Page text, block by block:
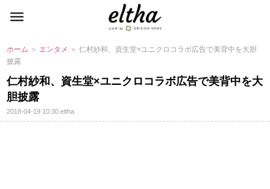
ホーム ＞ エンタメ ＞ 仁村紗和、資生堂×ユニクロコラボ広告で美背中を大胆
披露
仁村紗和、資生堂×ユニクロコラボ広告で美背中を大
胆披露
2018-04-19 10:30eltha